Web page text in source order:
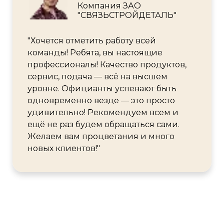
Компания ЗАО
"СВЯЗЬСТРОЙДЕТАЛЬ"
"Хочется отметить работу всей
команды! Ребята, вы настоящие
профессионалы! Качество продуктов,
сервис, подача — всё на высшем
уровне. Официанты успевают быть
одновременно везде — это просто
удивительно! Рекомендуем всем и
ещё не раз будем обращаться сами.
Желаем вам процветания и много
новых клиентов!"